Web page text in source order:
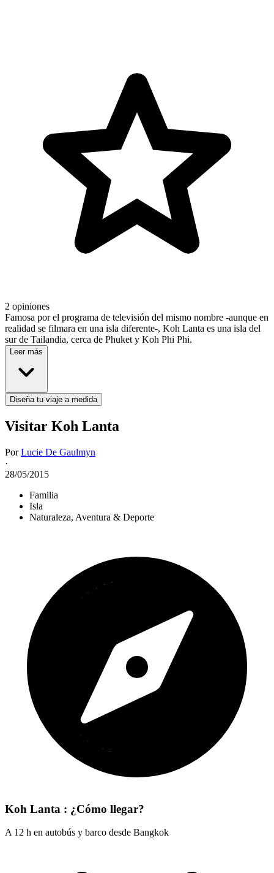
2 opiniones
Famosa por el programa de televisión del mismo nombre -aunque en
realidad se filmara en una isla diferente-, Koh Lanta es una isla del
sur de Tailandia, cerca de Phuket y Koh Phi Phi.
Leer más
Diseña tu viaje a medida
Visitar Koh Lanta
PorLucie De Gaulmyn
·
28/05/2015
Familia
Isla
Naturaleza, Aventura & Deporte
Koh Lanta : ¿Cómo llegar?
A 12 h en autobús y barco desde Bangkok